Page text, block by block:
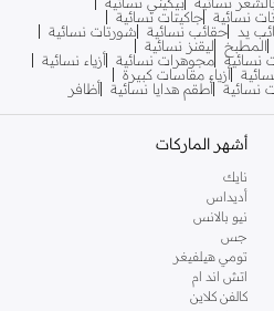
نسائية جاكيتات نسائية
يد حقائب نسائية
شورتات نسائية
المطبخ
ليقنز نسائية
نسائية مجوهرات نسائية أزياء نسائية
أزياء مقاسات كبيرة
نسائية أطقم هدايا نسائية أظافر
أشهر الماركات
نايك
أديداس
نيو بالانس
جس
تومي هيلفيغر
اتش اند ام
كالفن كلاين